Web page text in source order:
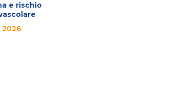
e rischio
2026